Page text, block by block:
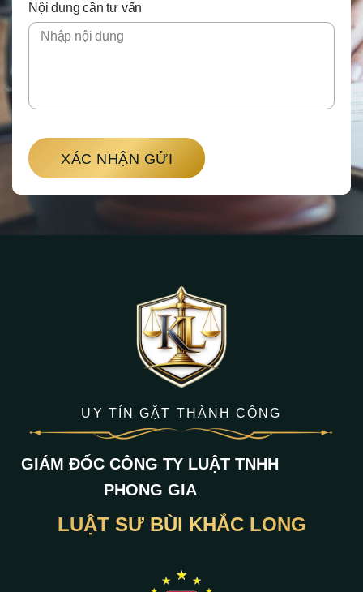
Nội dung cần tư vấn
XÁC NHẬN GỬI
UY TÍN GẶT THÀNH CÔNG
GIÁM ĐỐC CÔNG TY LUẬT TNHH
PHONG GIA
LUẬT SƯ BÙI KHẮC LONG